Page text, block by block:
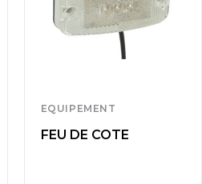
EQUIPEMENT
FEU DE COTE